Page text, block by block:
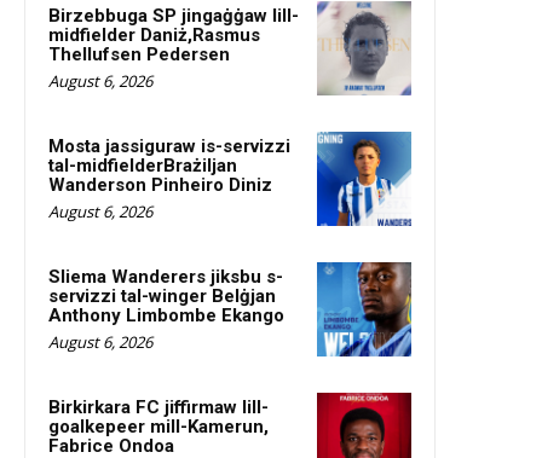
Birzebbuga SP jingaġġaw lill-
midfielder Daniż,Rasmus
Thellufsen Pedersen
August 6, 2026
Mosta jassiguraw is-servizzi
tal-midfielderBrażiljan
Wanderson Pinheiro Diniz
August 6, 2026
Sliema Wanderers jiksbu s-
servizzi tal-winger Belġjan
Anthony Limbombe Ekango
August 6, 2026
Birkirkara FC jiffirmaw lill-
goalkepeer mill-Kamerun,
Fabrice Ondoa